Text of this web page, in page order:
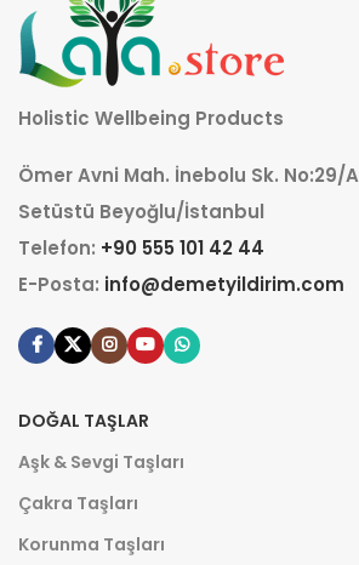
Holistic Wellbeing Products
Ömer Avni Mah. İnebolu Sk. No:29/
Setüstü Beyoğlu/İstanbul
Telefon: +90 555 101 42 44
E-Posta: info@demetyildirim.com
DOĞAL TAŞLAR
Aşk & Sevgi Taşları
Çakra Taşları
Korunma Taşları